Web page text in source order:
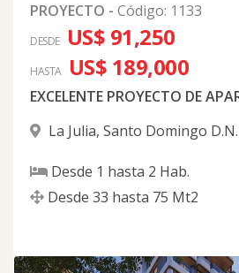
PROYECTO - Código: 1133
DESDE US$ 91,250
HASTA US$ 189,000
La Julia, Santo Domingo D.N.
Desde 1 hasta 2 Hab.
Desde 33 hasta 75 Mt2